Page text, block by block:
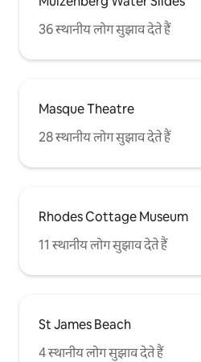
36 स्थानीय लोग सुझाव देते हैं
Masque Theatre
28 स्थानीय लोग सुझाव देते हैं
Rhodes Cottage Museum
11 स्थानीय लोग सुझाव देते हैं
St James Beach
4 स्थानीय लोग सुझाव देते हैं